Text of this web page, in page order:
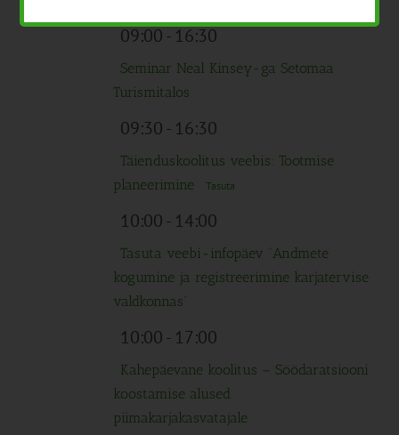
09:00- 16:30
Seminar Neal Kinsey-ga Setomaa
Turismitalos
09:30- 16:30
Täienduskoolitus veebis: Tootmise
planeerimine
Tasuta
10:00- 14:00
Tasuta veebi-infopäev “Andmete
kogumine ja registreerimine karjatervise
valdkonnas”
10:00- 17:00
Kahepäevane koolitus – Söödaratsiooni
koostamise alused
piimakarjakasvatajale